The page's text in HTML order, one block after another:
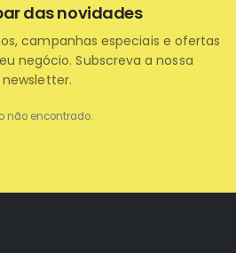
não encontrado.
das novidades
campanhas especiais e ofertas
negócio. Subscreva a nossa
newsletter.